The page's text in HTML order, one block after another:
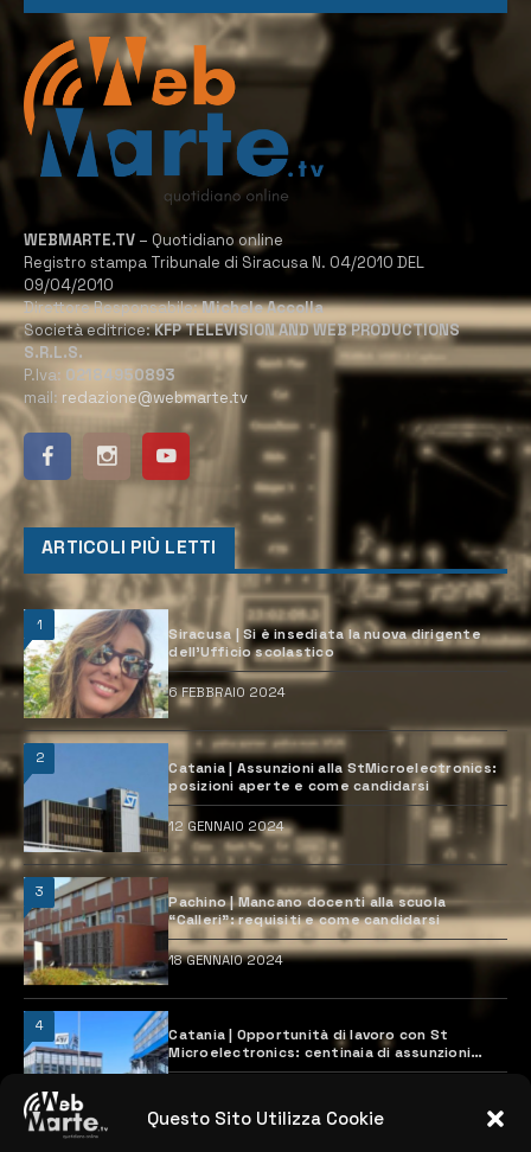
Questo Sito Utilizza Cookie
WEBMARTE.TV – Quotidiano online
Registro stampa Tribunale di Siracusa N. 04/2010 DEL
09/04/2010
Direttore Responsabile:Michele Accolla
Società editrice:KFP TELEVISION AND WEB PRODUCTIONS
S.R.L.S.
P.Iva: 02184950893
mail: redazione@webmarte.tv
ARTICOLI PIÙ LETTI
1
Siracusa | Si è insediata la nuova dirigente
dell’Ufficio scolastico
6 FEBBRAIO 2024
2
Catania | Assunzioni alla StMicroelectronics:
posizioni aperte e come candidarsi
12 GENNAIO 2024
3
Pachino | Mancano docenti alla scuola
“Calleri”: requisiti e come candidarsi
18 GENNAIO 2024
4
Catania | Opportunità di lavoro con St
Microelectronics: centinaia di assunzioni
previste